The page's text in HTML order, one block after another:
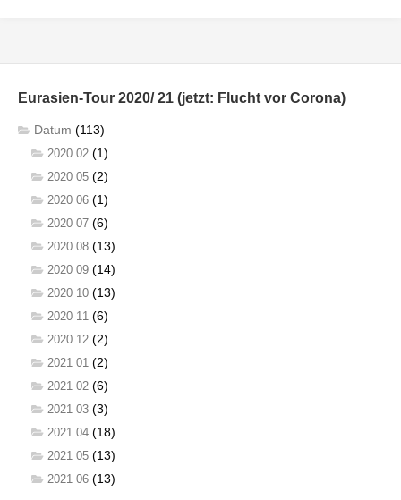
Eurasien-Tour 2020/ 21 (jetzt: Flucht vor Corona)
Datum (113)
2020 02 (1)
2020 05 (2)
2020 06 (1)
2020 07 (6)
2020 08 (13)
2020 09 (14)
2020 10 (13)
2020 11 (6)
2020 12 (2)
2021 01 (2)
2021 02 (6)
2021 03 (3)
2021 04 (18)
2021 05 (13)
2021 06 (13)